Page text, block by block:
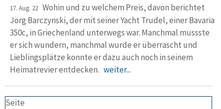
17. Aug. 22 Wohin und zu welchem Preis, davon berichtet
Jörg Barczynski, der mit seiner Yacht Trudel, einer Bavaria
350c, in Griechenland unter­wegs war. Manchmal mussste
er sich wundern, manchmal wurde er überrascht und
Lieblings­plätze konnte er dazu auch noch in seinem
Heimat­revier entdecken. weiter...
Seite